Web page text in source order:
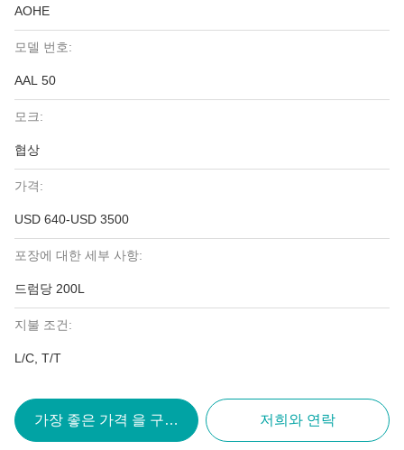
AOHE
모델 번호:
AAL 50
모크:
협상
가격:
USD 640-USD 3500
포장에 대한 세부 사항:
드럼당 200L
지불 조건:
L/C, T/T
가장 좋은 가격 을 구하라 저희와 연락